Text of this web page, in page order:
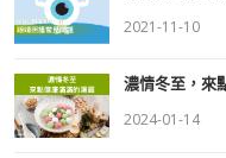
隱私權政策
著作權聲明
2021-11-10
濃情冬至，來
2024-01-14